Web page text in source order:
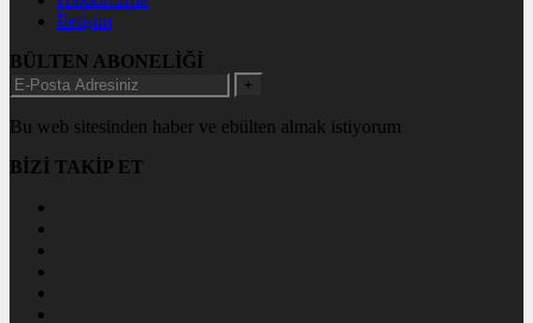
İletişim
BÜLTEN ABONELİĞİ
+
Bu web sitesinden haber ve ebülten almak istiyorum
BİZİ TAKİP ET